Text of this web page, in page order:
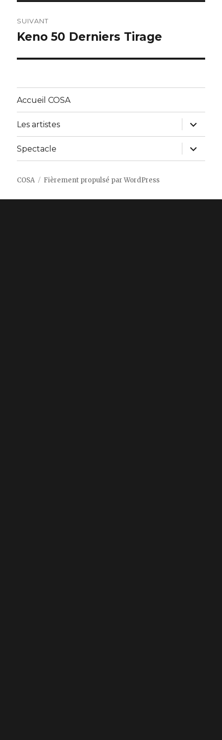
SUIVANT
Article
Keno 50 Derniers Tirage
Accueil COSA
Les artistes
ouvrir
le
sous-
menu
Spectacle
ouvrir
le
sous-
COSA Fièrement propulsé par WordPress